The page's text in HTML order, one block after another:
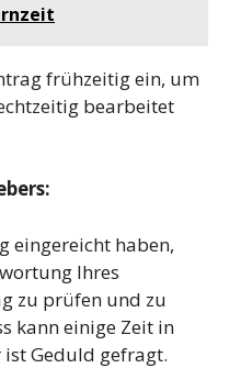
frühzeitig ein, um
bearbeitet
eingereicht haben,
Ihres
zu prüfen und zu
kann einige Zeit in
Geduld gefragt.